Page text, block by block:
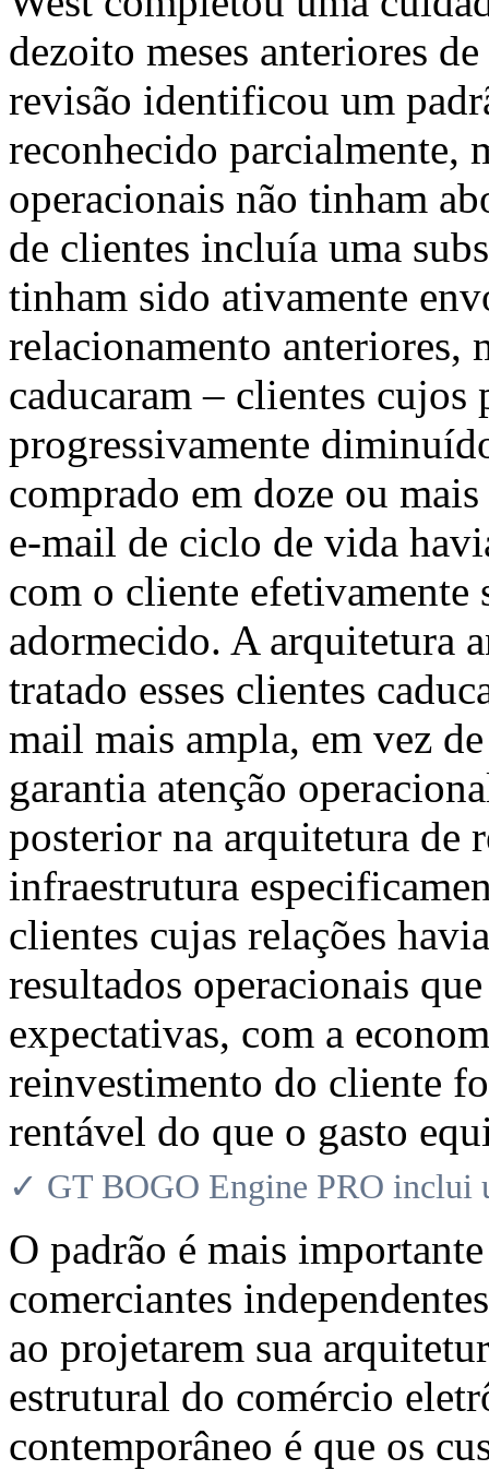
dezoito meses anteriores
revisão identificou um
reconhecido parcialmente,
operacionais não tinham
de clientes incluía uma
tinham sido ativamente
relacionamento anteriores,
caducaram – clientes cujos
progressivamente
comprado em doze ou
e-mail de ciclo de vida
com o cliente efetivamente
adormecido. A arquitetura
tratado esses clientes
mail mais ampla, em vez
garantia atenção
posterior na arquitetura de
infraestrutura
clientes cujas relações
resultados operacionais
expectativas, com a
reinvestimento do cliente
rentável do que o gasto
✓ GT BOGO Engine PRO inclui
O padrão é mais
comerciantes
ao projetarem sua
estrutural do comércio
contemporâneo é que os